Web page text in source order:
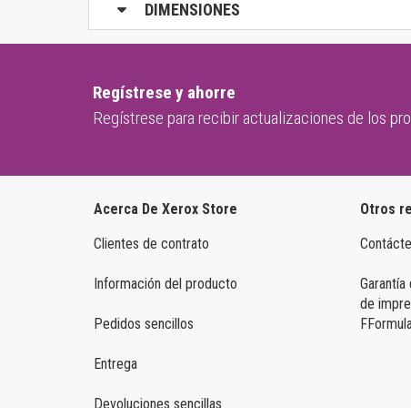
DIMENSIONES
Regístrese y ahorre
Regístrese para recibir actualizaciones de los
Acerca De Xerox Store
Clientes de contrato
Información del producto
Pedidos sencillos
Entrega
Devoluciones sencillas
Otros
de